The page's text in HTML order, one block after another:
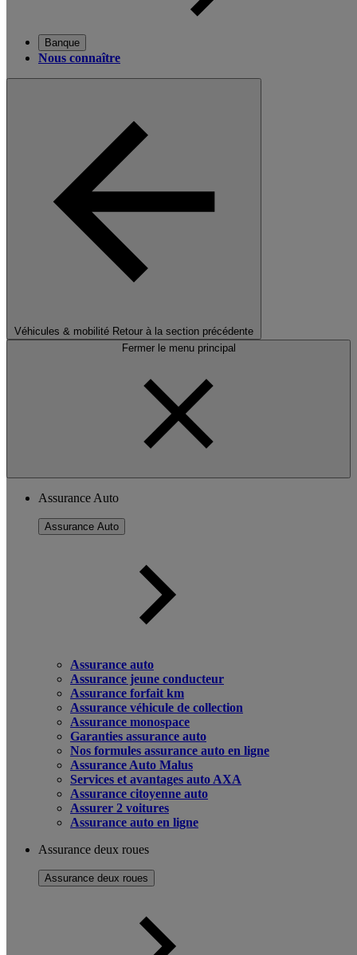
Banque
Nous connaître
Véhicules & mobilité Retour à la section précédente
Fermer le menu principal
Assurance Auto
Assurance Auto
Assurance auto
Assurance jeune conducteur
Assurance forfait km
Assurance véhicule de collection
Assurance monospace
Garanties assurance auto
Nos formules assurance auto en ligne
Assurance Auto Malus
Services et avantages auto AXA
Assurance citoyenne auto
Assurer 2 voitures
Assurance auto en ligne
Assurance deux roues
Assurance deux roues